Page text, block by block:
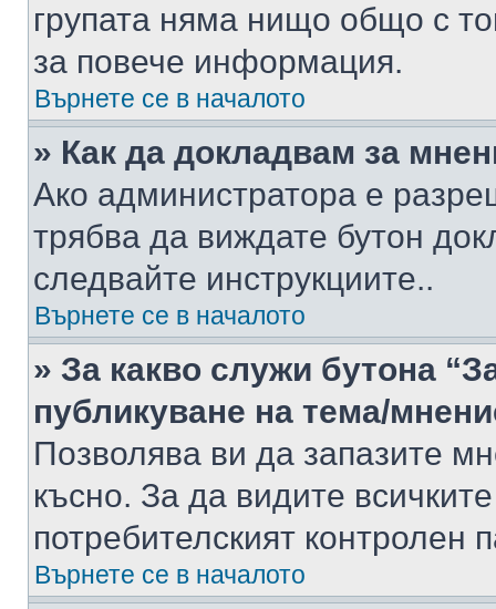
групата няма нищо общо с
за повече информация.
Върнете се в началото
» Как да докладвам за
Ако администратора е
трябва да виждате бутон
следвайте инструкциите..
Върнете се в началото
» За какво служи бутона
публикуване на тема/
Позволява ви да запазите
късно. За да видите
потребителският контролен
Върнете се в началото